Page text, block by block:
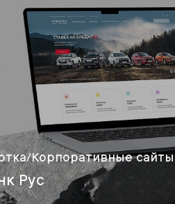
Корпоративные сайты
Рус